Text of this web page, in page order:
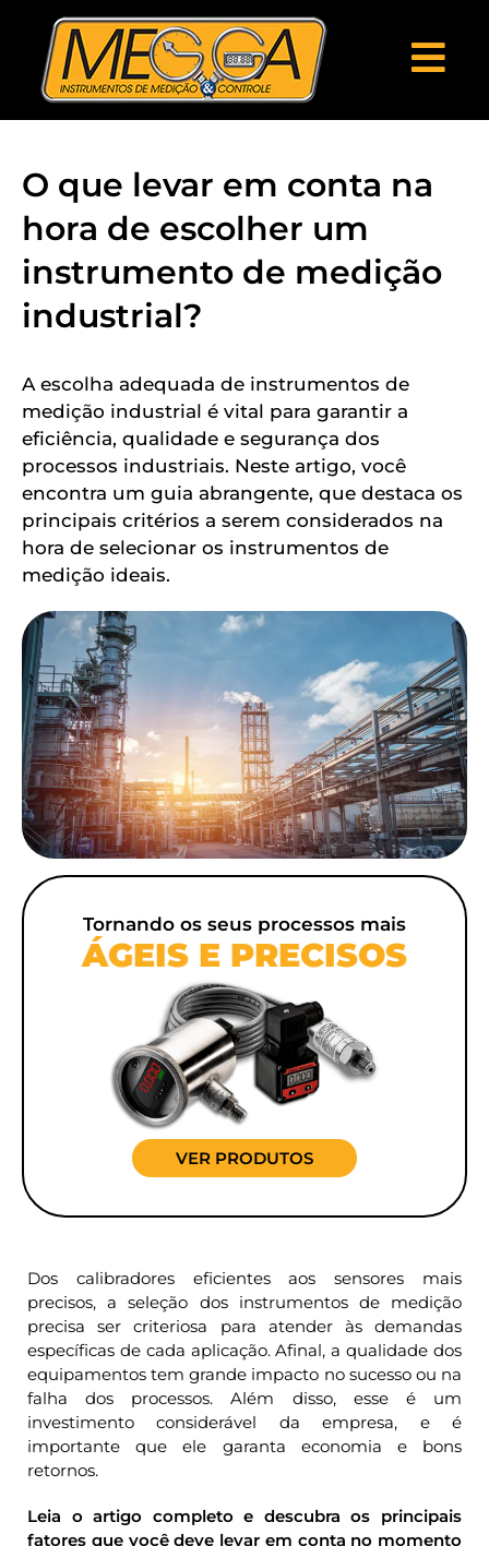
O que levar em conta na
hora de escolher um
instrumento de medição
industrial?
A escolha adequada de instrumentos de
medição industrial é vital para garantir a
eficiência, qualidade e segurança dos
processos industriais. Neste artigo, você
encontra um guia abrangente, que destaca os
principais critérios a serem considerados na
hora de selecionar os instrumentos de
medição ideais.
Tornando os seus processos mais
ÁGEIS E PRECISOS
VER PRODUTOS
Dos calibradores eficientes aos sensores mais
precisos, a seleção dos instrumentos de medição
precisa ser criteriosa para atender às demandas
específicas de cada aplicação. Afinal, a qualidade dos
equipamentos tem grande impacto no sucesso ou na
falha dos processos. Além disso, esse é um
investimento considerável da empresa, e é
importante que ele garanta economia e bons
retornos.
Leia o artigo completo e descubra os principais
fatores que você deve levar em conta no momento